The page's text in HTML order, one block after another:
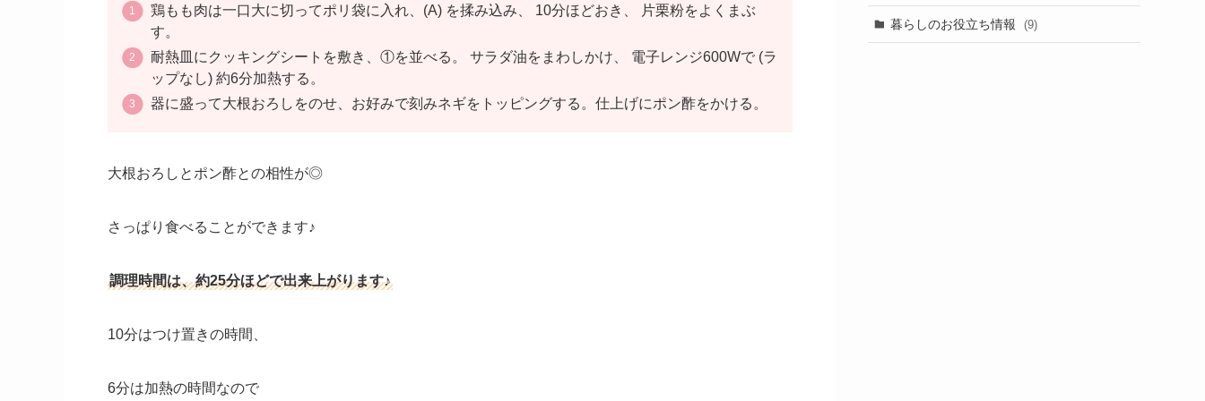
鶏もも肉は一口大に切ってポリ袋に入れ、(A) を揉み込み、 10分ほどおき、 片栗粉をよくまぶ
す。
耐熱皿にクッキングシートを敷き、①を並べる。 サラダ油をまわしかけ、 電子レンジ600Wで (ラ
ップなし) 約6分加熱する。
器に盛って大根おろしをのせ、お好みで刻みネギをトッピングする。仕上げにポン酢をかける。
大根おろしとポン酢との相性が◎
さっぱり食べることができます♪
調理時間は、約25分ほどで出来上がります♪
10分はつけ置きの時間、
6分は加熱の時間なので
暮らしのお役立ち情報 (9)